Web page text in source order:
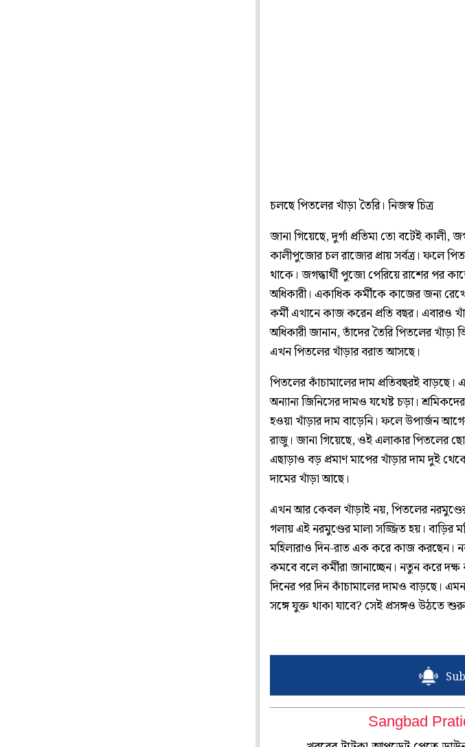
চলছে পিতলের খাঁড়া তৈরি। নিজস্ব চিত্র
জানা গিয়েছে, দুর্গা প্রতিমা তো বটেই কালী,
কালীপুজোর চল রাজ্যের প্রায় সর্বত্র। ফলে
থাকে। জগদ্ধার্থী পুজো পেরিয়ে রাশের পর
অধিকারী। একাধিক কর্মীকে কাজের জন্য
কর্মী এখানে কাজ করেন প্রতি বছর। এবারও
অধিকারী জানান, তাঁদের তৈরি পিতলের
এখন পিতলের খাঁড়ার বরাত আসছে।
পিতলের কাঁচামালের দাম প্রতিবছরই
অন্যান্য জিনিসের দামও যথেষ্ট চড়া।
হওয়া খাঁড়ার দাম বাড়েনি। ফলে উপার্জন
রাজু। জানা গিয়েছে, ওই এলাকার পিতলের
এছাড়াও বড় প্রমাণ মাপের খাঁড়ার দাম দুই
দামের খাঁড়া আছে।
এখন আর কেবল খাঁড়াই নয়, পিতলের
গলায় এই নরমুণ্ডের মালা সজ্জিত হয়।
মহিলারাও দিন-রাত এক করে কাজ করছেন।
কমবে বলে কর্মীরা জানাচ্ছেন। নতুন করে দক্ষ
দিনের পর দিন কাঁচামালের দামও বাড়ছে।
সঙ্গে যুক্ত থাকা যাবে? সেই প্রসঙ্গও উঠতে
Sangbad